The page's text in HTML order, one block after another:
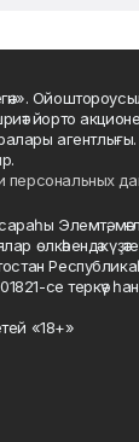
йорто
агентлығы.
персональных
Элемтә,
өлкәһендә
01821-се теркәү
«18+»